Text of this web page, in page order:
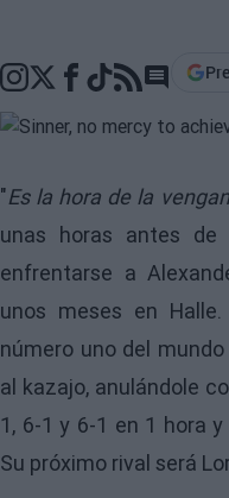
Go to
"Es la hora de la
unas horas antes
enfrentarse a
unos meses en
número uno del
al kazajo, anulándole
1, 6-1 y 6-1 en 1 hora
Su próximo rival será